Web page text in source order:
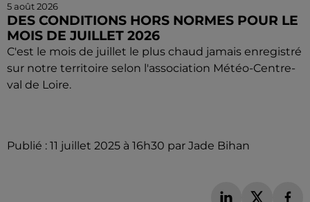
5 août 2026
DES CONDITIONS HORS NORMES POUR LE
MOIS DE JUILLET 2026
C'est le mois de juillet le plus chaud jamais enregistré
sur notre territoire selon l'association Météo-Centre-
val de Loire.
Publié : 11 juillet 2025 à 16h30 par Jade Bihan